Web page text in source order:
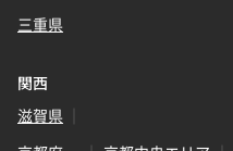
三重県
関西
滋賀県